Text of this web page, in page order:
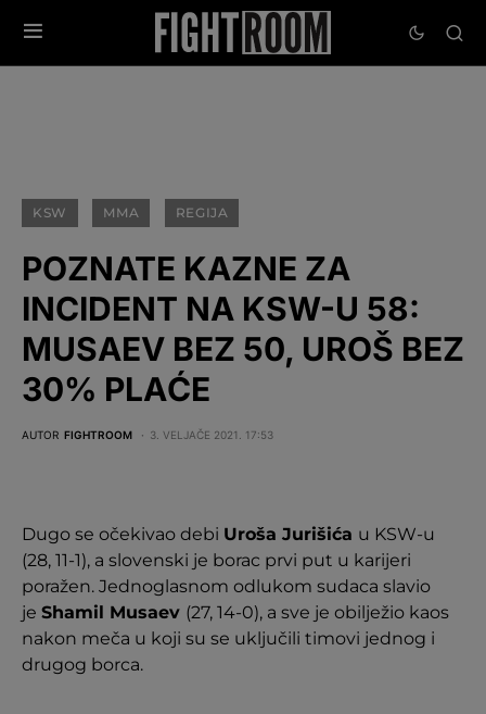
KSW MMA REGIJA
POZNATE KAZNE ZA
INCIDENT NA KSW-U 58:
MUSAEV BEZ 50, UROŠ BEZ
30% PLAĆE
AUTOR FIGHTROOM 3. VELJAČE 2021. 17:53
Dugo se očekivao debi Uroša Jurišića u KSW-u
(28, 11-1), a slovenski je borac prvi put u karijeri
poražen. Jednoglasnom odlukom sudaca slavio
je Shamil Musaev (27, 14-0), a sve je obilježio kaos
nakon meča u koji su se uključili timovi jednog i
drugog borca.